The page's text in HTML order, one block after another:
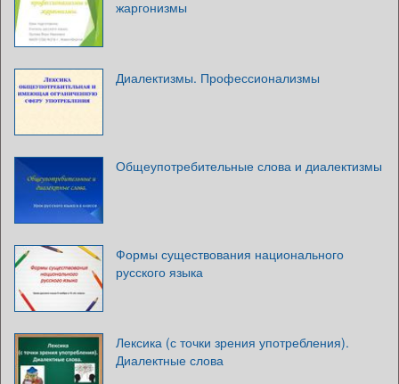
жаргонизмы
Диалектизмы. Профессионализмы
Общеупотребительные слова и диалектизмы
Формы существования национального
русского языка
Лексика (с точки зрения употребления).
Диалектные слова